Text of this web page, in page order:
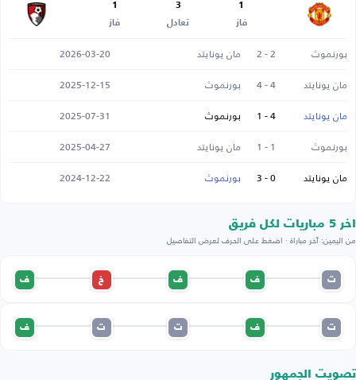
1
فاز
3
تعادل
1
فاز
بورنموث 2 - 2 مان يونايتد
2026-03-20
مان يونايتد
4 - 4 بورنموث
2025-12-15
مان يونايتد
4 - 1 بورنموث
2025-07-31
بورنموث
1 - 1 مان يونايتد
2025-04-27
مان يونايتد
0 - 3 بورنموث 2024-12-22
اخر 5 مباريات لكل فريق
من اليمين: آخر مباراة · اضغط على الحرف لعرض التفاصيل
ت ف ف خ ف
ت ف ت ت ف
تصويت الجمهور